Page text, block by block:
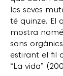
les seves
té quinze. El
mostra
sons
estirant el fil
“La vida”